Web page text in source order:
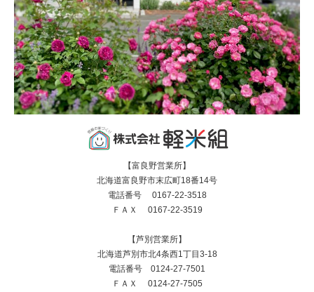
【富良野営業所】
北海道富良野市末広町18番14号
電話番号 0167-22-3518
ＦＡＸ 0167-22-3519
【芦別営業所】
北海道芦別市北4条西1丁目3-18
電話番号 0124-27-7501
ＦＡＸ 0124-27-7505